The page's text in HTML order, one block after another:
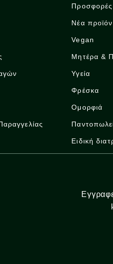
Προσφορές
Νέα
Vegan
Μητέρα &
Υγεία
Φρέσκα
Ομορφιά
Ειδική